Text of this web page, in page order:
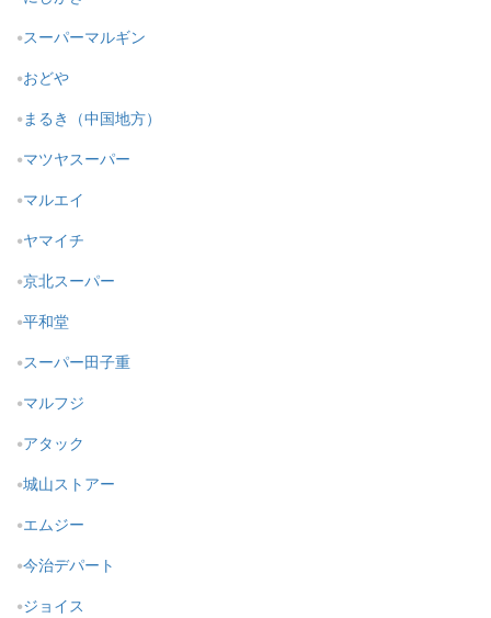
スーパーマルギン
おどや
まるき（中国地方）
マツヤスーパー
マルエイ
ヤマイチ
京北スーパー
平和堂
スーパー田子重
マルフジ
アタック
城山ストアー
エムジー
今治デパート
ジョイス